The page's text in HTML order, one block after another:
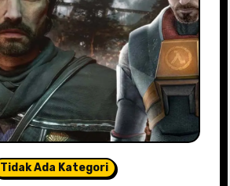
Tidak Ada Kategori